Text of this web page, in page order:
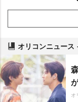
オリコンニュース
オ